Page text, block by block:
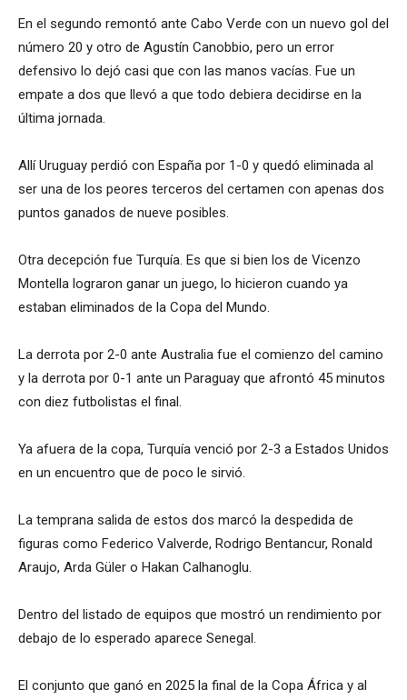
En el segundo remontó ante Cabo Verde con un nuevo gol del
número 20 y otro de Agustín Canobbio, pero un error
defensivo lo dejó casi que con las manos vacías. Fue un
empate a dos que llevó a que todo debiera decidirse en la
última jornada.
Allí Uruguay perdió con España por 1-0 y quedó eliminada al
ser una de los peores terceros del certamen con apenas dos
puntos ganados de nueve posibles.
Otra decepción fue Turquía. Es que si bien los de Vicenzo
Montella lograron ganar un juego, lo hicieron cuando ya
estaban eliminados de la Copa del Mundo.
La derrota por 2-0 ante Australia fue el comienzo del camino
y la derrota por 0-1 ante un Paraguay que afrontó 45 minutos
con diez futbolistas el final.
Ya afuera de la copa, Turquía venció por 2-3 a Estados Unidos
en un encuentro que de poco le sirvió.
La temprana salida de estos dos marcó la despedida de
figuras como Federico Valverde, Rodrigo Bentancur, Ronald
Araujo, Arda Güler o Hakan Calhanoglu.
Dentro del listado de equipos que mostró un rendimiento por
debajo de lo esperado aparece Senegal.
El conjunto que ganó en 2025 la final de la Copa África y al